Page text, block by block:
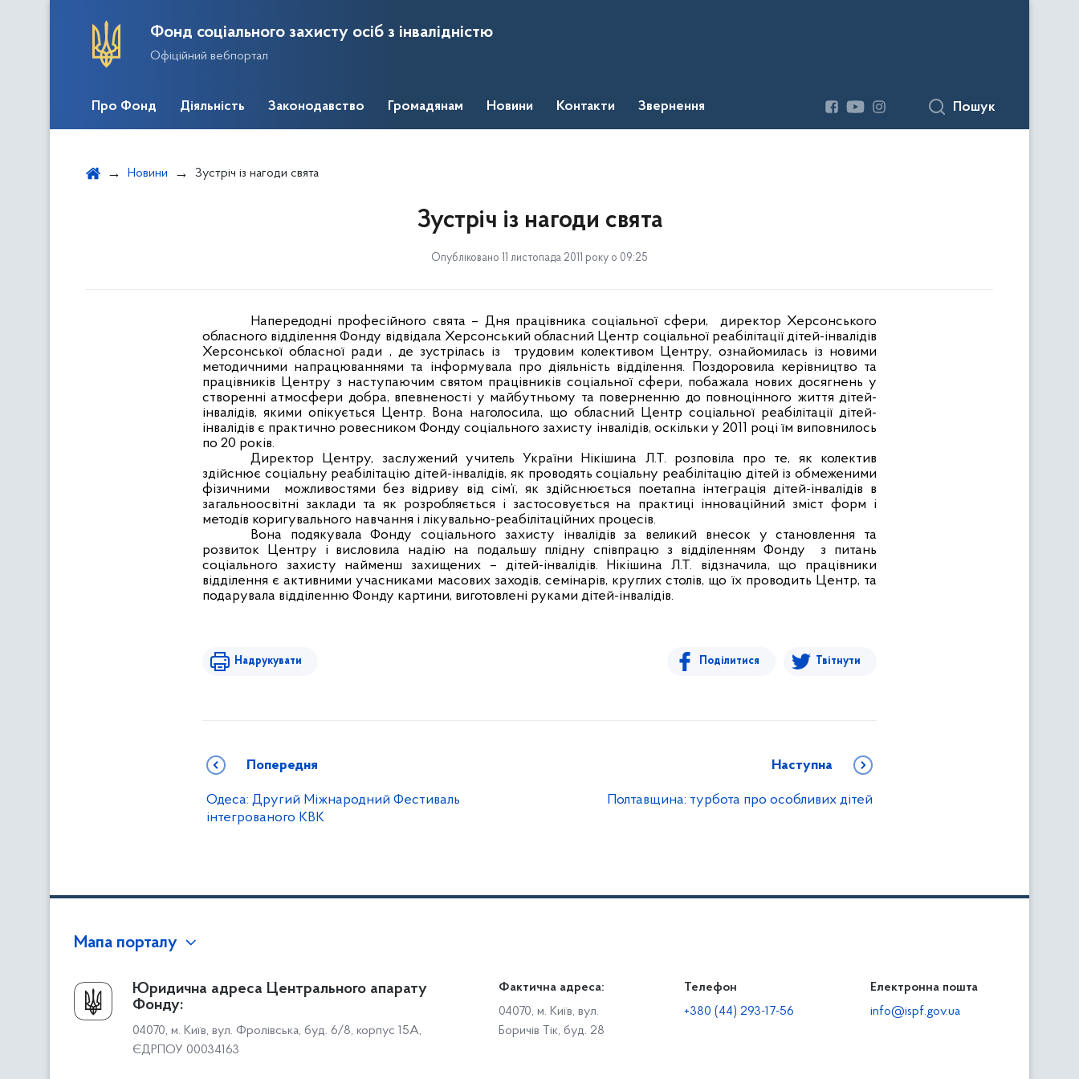
Фонд соціального захисту осіб з інвалідністю
Офіційний вебпортал
Про Фонд Діяльність Законодавство Громадянам Новини Контакти Звернення Пошук
Новини Зустріч із нагоди свята
Зустріч із нагоди свята
Опубліковано 11 листопада 2011 року о 09:25
Напередодні професійного свята – Дня працівника соціальної сфери,
директор Херсонського
обласного відділення Фонду відвідала Херсонський обласний Центр соціальної реабілітації дітей-інвалідів
Херсонської обласної ради , де зустрілась із
трудовим колективом Центру, ознайомилась із новими
методичними напрацюваннями та інформувала про діяльність відділення. Поздоровила керівництво та
працівників Центру з наступаючим святом працівників соціальної сфери, побажала нових досягнень у
створенні атмосфери добра, впевненості у майбутньому та поверненню до повноцінного життя дітей-
інвалідів, якими опікується Центр. Вона наголосила, що обласний Центр соціальної реабілітації дітей-
інвалідів є практично ровесником Фонду соціального захисту інвалідів, оскільки у 2011 році їм виповнилось
по 20 років.
Директор Центру, заслужений учитель України Нікішина Л.Т. розповіла про те, як колектив
здійснює соціальну реабілітацію дітей-інвалідів, як проводять соціальну реабілітацію дітей із обмеженими
фізичними
можливостями без відриву від сім’ї, як здійснюється поетапна інтеграція дітей-інвалідів в
загальноосвітні заклади та як розробляється і застосовується на практиці інноваційний зміст форм і
методів коригувального навчання і лікувально-реабілітаційних процесів.
Вона подякувала Фонду соціального захисту інвалідів за великий внесок у становлення та
розвиток Центру і висловила надію на подальшу плідну співпрацю з відділенням Фонду
з питань
соціального захисту найменш захищених – дітей-інвалідів. Нікішина Л.Т. відзначила, що працівники
відділення є активними учасниками масових заходів, семінарів, круглих столів, що їх проводить Центр, та
подарувала відділенню Фонду картини, виготовлені руками дітей-інвалідів.
Надрукувати Поділитися Твітнути
Попередня
Одеса: Другий Міжнародний Фестиваль
інтегрованого КВК
Наступна
Полтавщина: турбота про особливих дітей
Мапа порталу
Про Фонд
Керівництво
Структура Фонду
Територіальні відділення
Громадянам
Доступ до публічної інформації
Звіти щодо роботи із запитами на отримання публічної
Діяльність
Роботодавцям
Юридична адреса Центрального апарату
Фонду:
04070, м. Київ, вул. Фролівська, буд. 6/8, корпус 15А,
ЄДРПОУ 00034163
Фактична адреса:
04070, м. Київ, вул.
Боричів Тік, буд. 28
Телефон
+380 (44) 293-17-56
Електронна пошта
info@ispf.gov.ua